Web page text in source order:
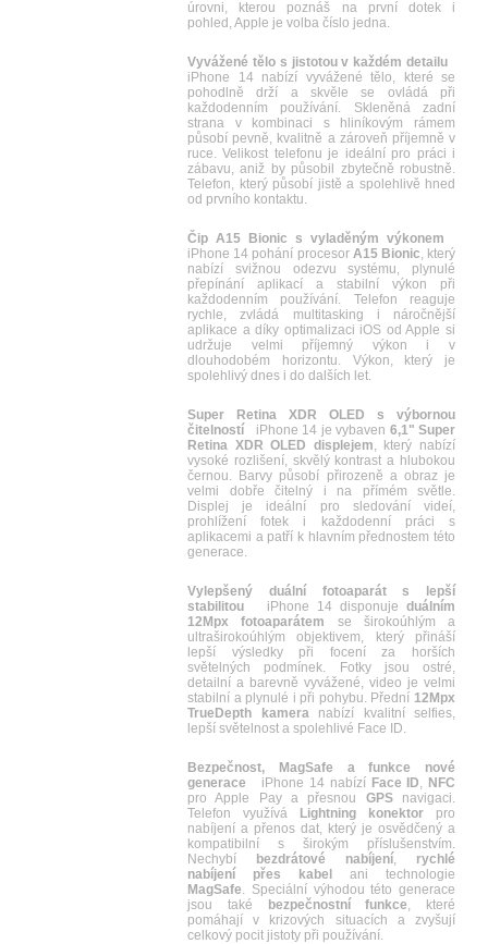
úrovni, kterou poznáš na první dotek i
pohled, Apple je volba číslo jedna.
Vyvážené tělo s jistotou v každém detailu
iPhone 14 nabízí vyvážené tělo, které se
pohodlně drží a skvěle se ovládá při
každodenním používání. Skleněná zadní
strana v kombinaci s hliníkovým rámem
působí pevně, kvalitně a zároveň příjemně v
ruce. Velikost telefonu je ideální pro práci i
zábavu, aniž by působil zbytečně robustně.
Telefon, který působí jistě a spolehlivě hned
od prvního kontaktu.
Čip A15 Bionic s vyladěným výkonem
iPhone 14 pohání procesor A15 Bionic, který
nabízí svižnou odezvu systému, plynulé
přepínání aplikací a stabilní výkon při
každodenním používání. Telefon reaguje
rychle, zvládá multitasking i náročnější
aplikace a díky optimalizaci iOS od Apple si
udržuje velmi příjemný výkon i v
dlouhodobém horizontu. Výkon, který je
spolehlivý dnes i do dalších let.
Super Retina XDR OLED s výbornou
čitelností iPhone 14 je vybaven 6,1" Super
Retina XDR OLED displejem, který nabízí
vysoké rozlišení, skvělý kontrast a hlubokou
černou. Barvy působí přirozeně a obraz je
velmi dobře čitelný i na přímém světle.
Displej je ideální pro sledování videí,
prohlížení fotek i každodenní práci s
aplikacemi a patří k hlavním přednostem této
generace.
Vylepšený duální fotoaparát s lepší
stabilitou iPhone 14 disponuje duálním
12Mpx fotoaparátem se širokoúhlým a
ultraširokoúhlým objektivem, který přináší
lepší výsledky při focení za horších
světelných podmínek. Fotky jsou ostré,
detailní a barevně vyvážené, video je velmi
stabilní a plynulé i při pohybu. Přední 12Mpx
TrueDepth kameranabízí kvalitní selfies,
lepší světelnost a spolehlivé Face ID.
Bezpečnost, MagSafe a funkce nové
generace iPhone 14 nabízí Face ID, NFC
pro Apple Pay a přesnou GPSnavigaci.
Telefon využívá
Lightning konektor pro
nabíjení a přenos dat, který je osvědčený a
kompatibilní s širokým příslušenstvím.
Nechybí
bezdrátové nabíjení, rychlé
nabíjení přes kabel
ani technologie
MagSafe. Speciální výhodou této generace
jsou také
bezpečnostní funkce, které
pomáhají v krizových situacích a zvyšují
celkový pocit jistoty při používání.